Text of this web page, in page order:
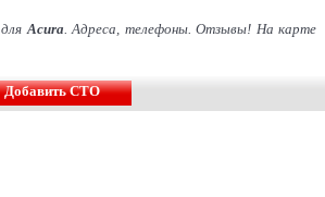
дляAcura. Адреса, телефоны. Отзывы! На карте
Добавить СТО